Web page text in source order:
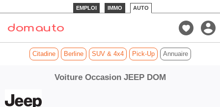
EMPLOI IMMO AUTO
Citadine Berline SUV & 4x4 Pick-Up Annuaire
Voiture Occasion JEEP DOM